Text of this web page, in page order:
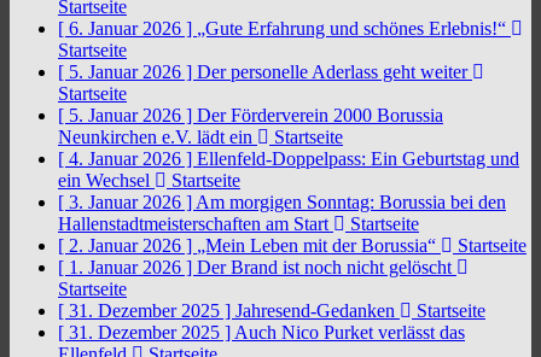
Startseite
[ 6. Januar 2026 ] „Gute Erfahrung und schönes Erlebnis!“
Startseite
[ 5. Januar 2026 ] Der personelle Aderlass geht weiter
Startseite
[ 5. Januar 2026 ] Der Förderverein 2000 Borussia
Neunkirchen e.V. lädt ein
Startseite
[ 4. Januar 2026 ] Ellenfeld-Doppelpass: Ein Geburtstag und
ein Wechsel
Startseite
[ 3. Januar 2026 ] Am morgigen Sonntag: Borussia bei den
Hallenstadtmeisterschaften am Start
Startseite
[ 2. Januar 2026 ] „Mein Leben mit der Borussia“
Startseite
[ 1. Januar 2026 ] Der Brand ist noch nicht gelöscht
Startseite
[ 31. Dezember 2025 ] Jahresend-Gedanken
Startseite
[ 31. Dezember 2025 ] Auch Nico Purket verlässt das